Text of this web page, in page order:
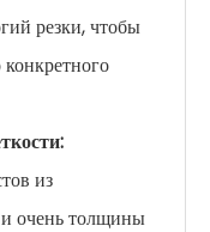
резки, чтобы
из
и очень толщины